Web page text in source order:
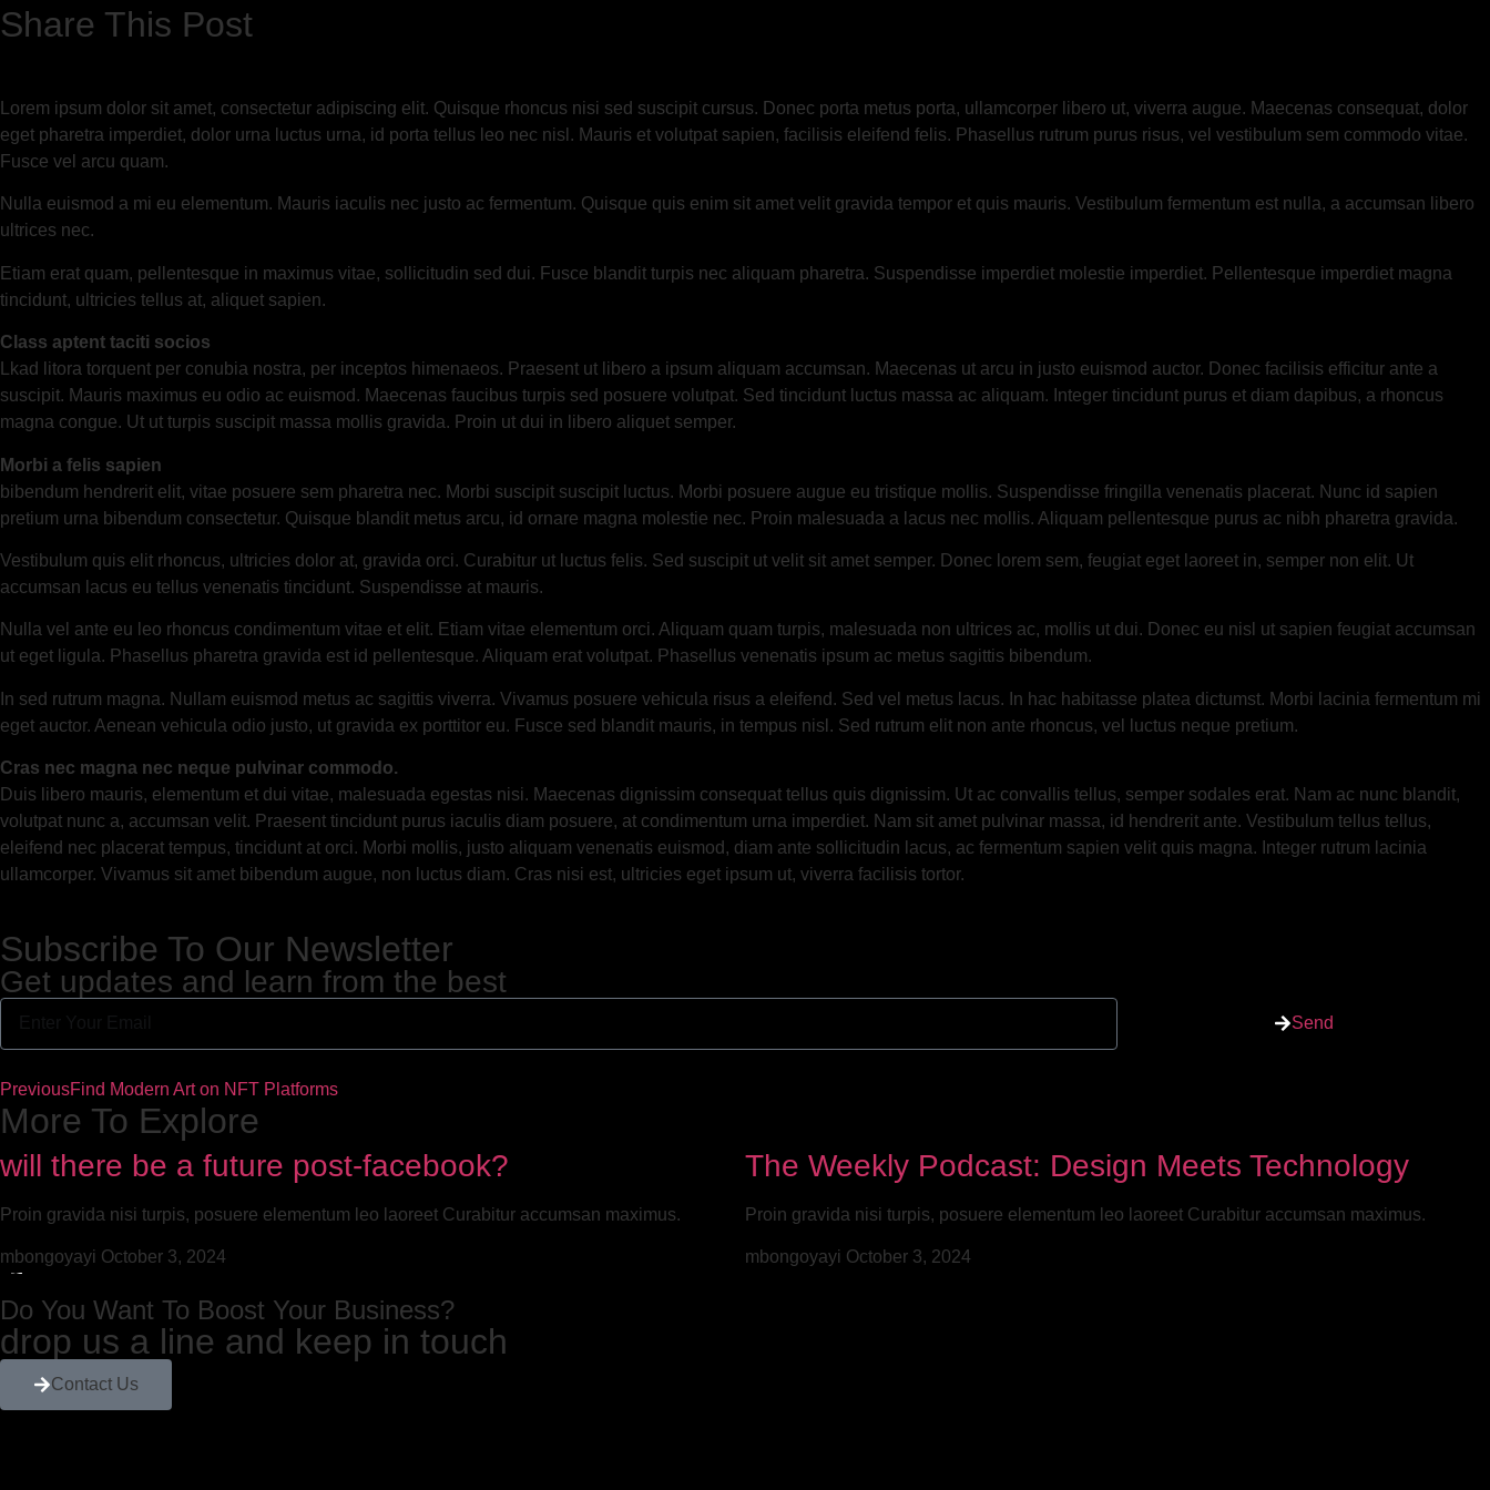
Share This Post
Lorem ipsum dolor sit amet, consectetur adipiscing elit. Quisque rhoncus nisi sed suscipit cursus. Donec porta metus porta, ullamcorper libero ut, viverra augue. Maecenas consequat, dolor
eget pharetra imperdiet, dolor urna luctus urna, id porta tellus leo nec nisl. Mauris et volutpat sapien, facilisis eleifend felis. Phasellus rutrum purus risus, vel vestibulum sem commodo vitae.
Fusce vel arcu quam.
Nulla euismod a mi eu elementum. Mauris iaculis nec justo ac fermentum. Quisque quis enim sit amet velit gravida tempor et quis mauris. Vestibulum fermentum est nulla, a accumsan libero
ultrices nec.
Etiam erat quam, pellentesque in maximus vitae, sollicitudin sed dui. Fusce blandit turpis nec aliquam pharetra. Suspendisse imperdiet molestie imperdiet. Pellentesque imperdiet magna
tincidunt, ultricies tellus at, aliquet sapien.
Class aptent taciti socios
Lkad litora torquent per conubia nostra, per inceptos himenaeos. Praesent ut libero a ipsum aliquam accumsan. Maecenas ut arcu in justo euismod auctor. Donec facilisis efficitur ante a
suscipit. Mauris maximus eu odio ac euismod. Maecenas faucibus turpis sed posuere volutpat. Sed tincidunt luctus massa ac aliquam. Integer tincidunt purus et diam dapibus, a rhoncus
magna congue. Ut ut turpis suscipit massa mollis gravida. Proin ut dui in libero aliquet semper.
Morbi a felis sapien
bibendum hendrerit elit, vitae posuere sem pharetra nec. Morbi suscipit suscipit luctus. Morbi posuere augue eu tristique mollis. Suspendisse fringilla venenatis placerat. Nunc id sapien
pretium urna bibendum consectetur. Quisque blandit metus arcu, id ornare magna molestie nec. Proin malesuada a lacus nec mollis. Aliquam pellentesque purus ac nibh pharetra gravida.
Vestibulum quis elit rhoncus, ultricies dolor at, gravida orci. Curabitur ut luctus felis. Sed suscipit ut velit sit amet semper. Donec lorem sem, feugiat eget laoreet in, semper non elit. Ut
accumsan lacus eu tellus venenatis tincidunt. Suspendisse at mauris.
Nulla vel ante eu leo rhoncus condimentum vitae et elit. Etiam vitae elementum orci. Aliquam quam turpis, malesuada non ultrices ac, mollis ut dui. Donec eu nisl ut sapien feugiat accumsan
ut eget ligula. Phasellus pharetra gravida est id pellentesque. Aliquam erat volutpat. Phasellus venenatis ipsum ac metus sagittis bibendum.
In sed rutrum magna. Nullam euismod metus ac sagittis viverra. Vivamus posuere vehicula risus a eleifend. Sed vel metus lacus. In hac habitasse platea dictumst. Morbi lacinia fermentum mi
eget auctor. Aenean vehicula odio justo, ut gravida ex porttitor eu. Fusce sed blandit mauris, in tempus nisl. Sed rutrum elit non ante rhoncus, vel luctus neque pretium.
Cras nec magna nec neque pulvinar commodo.
Duis libero mauris, elementum et dui vitae, malesuada egestas nisi. Maecenas dignissim consequat tellus quis dignissim. Ut ac convallis tellus, semper sodales erat. Nam ac nunc blandit,
volutpat nunc a, accumsan velit. Praesent tincidunt purus iaculis diam posuere, at condimentum urna imperdiet. Nam sit amet pulvinar massa, id hendrerit ante. Vestibulum tellus tellus,
eleifend nec placerat tempus, tincidunt at orci. Morbi mollis, justo aliquam venenatis euismod, diam ante sollicitudin lacus, ac fermentum sapien velit quis magna. Integer rutrum lacinia
ullamcorper. Vivamus sit amet bibendum augue, non luctus diam. Cras nisi est, ultricies eget ipsum ut, viverra facilisis tortor.
Subscribe To Our Newsletter
Get updates and learn from the best
Send
PreviousFind Modern Art on NFT Platforms
More To Explore
will there be a future post-facebook?
Proin gravida nisi turpis, posuere elementum leo laoreet Curabitur accumsan maximus.
mbongoyayi October 3, 2024
The Weekly Podcast: Design Meets Technology
Proin gravida nisi turpis, posuere elementum leo laoreet Curabitur accumsan maximus.
mbongoyayi October 3, 2024
Do You Want To Boost Your Business?
drop us a line and keep in touch
Contact Us